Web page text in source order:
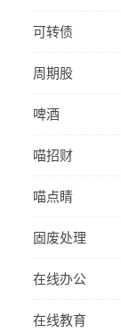
可转债
周期股
啤酒
喵招财
喵点睛
固废处理
在线办公
在线教育